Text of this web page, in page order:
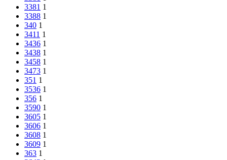
3381 1
3388 1
340 1
3411 1
3436 1
3438 1
3458 1
3473 1
351 1
3536 1
356 1
3590 1
3605 1
3606 1
3608 1
3609 1
363 1